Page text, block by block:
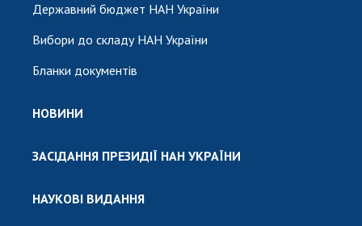
Державний бюджет НАН України
Вибори до складу НАН України
Бланки документів
НОВИНИ
ЗАСІДАННЯ ПРЕЗИДІЇ НАН УКРАЇНИ
НАУКОВІ ВИДАННЯ